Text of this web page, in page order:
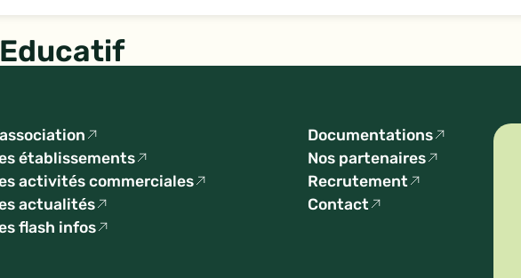
établissements
activités commerciales
actualités
flash infos
Documentations
Nos partenaires
Recrutement
Contact